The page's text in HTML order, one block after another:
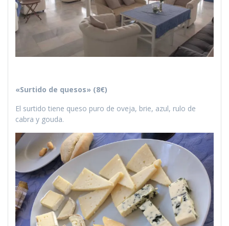
«Surtido de quesos» (8€)
El surtido tiene queso puro de oveja, brie, azul, rulo de
cabra y gouda.